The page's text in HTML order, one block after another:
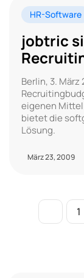
HR-Software
jobtric
Berlin, 3.
eigenen
bietet die
Lösung.
März 23, 2009
1